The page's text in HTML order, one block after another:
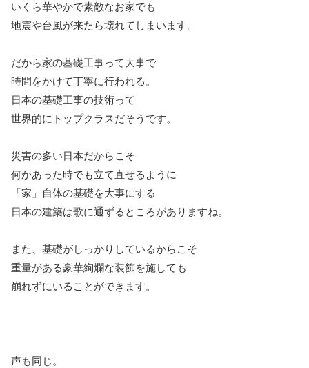
いくら華やかで素敵なお家でも
地震や台風が来たら壊れてしまいます。
だから家の基礎工事って大事で
時間をかけて丁寧に行われる。
日本の基礎工事の技術って
世界的にトップクラスだそうです。
災害の多い日本だからこそ
何かあった時でも立て直せるように
「家」自体の基礎を大事にする
日本の建築は歌に通ずるところがありますね。
また、基礎がしっかりしているからこそ
重量がある豪華絢爛な装飾を施しても
崩れずにいることができます。
声も同じ。